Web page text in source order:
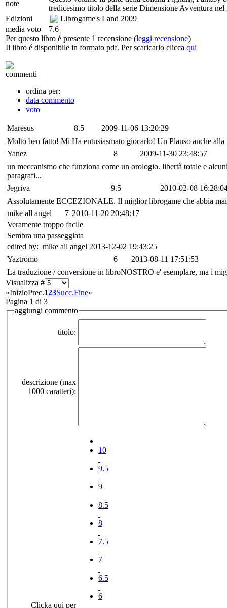
note
tredicesimo titolo della serie Dimensione Avventura
Edizioni
Librogame's Land 2009
media voto
7.6
Per questo libro é presente 1 recensione (leggi recensione)
Il libro é disponibile in formato pdf. Per scaricarlo clicca qui
commenti
ordina per:
data commento
voto
Maresus 8.5
2009-11-06 13:20:29
Molto ben fatto! Mi Ha entusiasmato giocarlo! Un Plauso anche alla
Yanez
8
2009-11-30 23:48:57
un meccanismo che funziona come un orologio. libertà totale e
paragrafi...
Jegriva
9.5
2010-02-08
Assolutamente ECCEZIONALE. Il miglior librogame che abbia
mike all angel
7 2010-11-20 20:48:17
Veramente troppo facile
Sembra una passeggiata
edited by: mike all angel 2013-12-02 19:43:25
Yaztromo
6
2013-08-11 17:51:53
La traduzione / conversione in libroNOSTRO e' esemplare, ma i
Visualizza #
«InizioPrec.123Succ.Fine»
Pagina 1 di 3
aggiungi commento
titolo:
descrizione (max
1000 caratteri):
Clicka qui per
10
9.5
9
8.5
8
7.5
7
6.5
6